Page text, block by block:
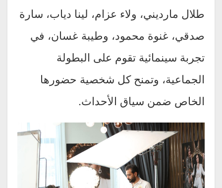
طلال مارديني، ولاء عزام، لينا دياب، سارة
صدقي، غنوة محمود، وطيبة غسان، في
تجربة سينمائية تقوم على البطولة
الجماعية، وتمنح كل شخصية حضورها
الخاص ضمن سياق الأحداث.